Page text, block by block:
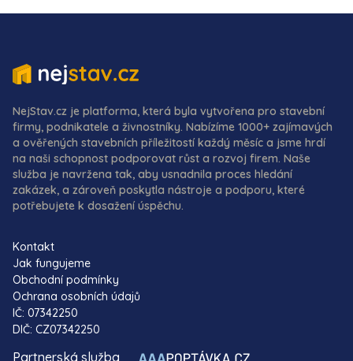
NejStav.cz je platforma, která byla vytvořena pro stavební
firmy, podnikatele a živnostníky. Nabízíme 1000+ zajímavých
a ověřených stavebních příležitostí každý měsíc a jsme hrdí
na naši schopnost podporovat růst a rozvoj firem. Naše
služba je navržena tak, aby usnadnila proces hledání
zakázek, a zároveň poskytla nástroje a podporu, které
potřebujete k dosažení úspěchu.
Kontakt
Jak fungujeme
Obchodní podmínky
Ochrana osobních údajů
IČ: 07342250
DIČ: CZ07342250
Partnerská služba